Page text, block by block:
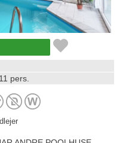
11 pers.